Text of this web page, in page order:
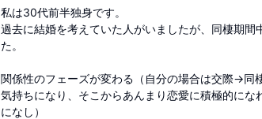
私は30代前半独身です。
過去に結婚を考えていた人がいましたが、同棲期
た。
関係性のフェーズが変わる（自分の場合は交際→同
気持ちになり、そこからあんまり恋愛に積極的に
になし）